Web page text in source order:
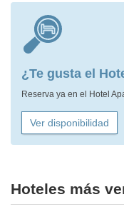
¿Te gusta el
Reserva ya en el Hotel
Ver disponibilidad
Hoteles más